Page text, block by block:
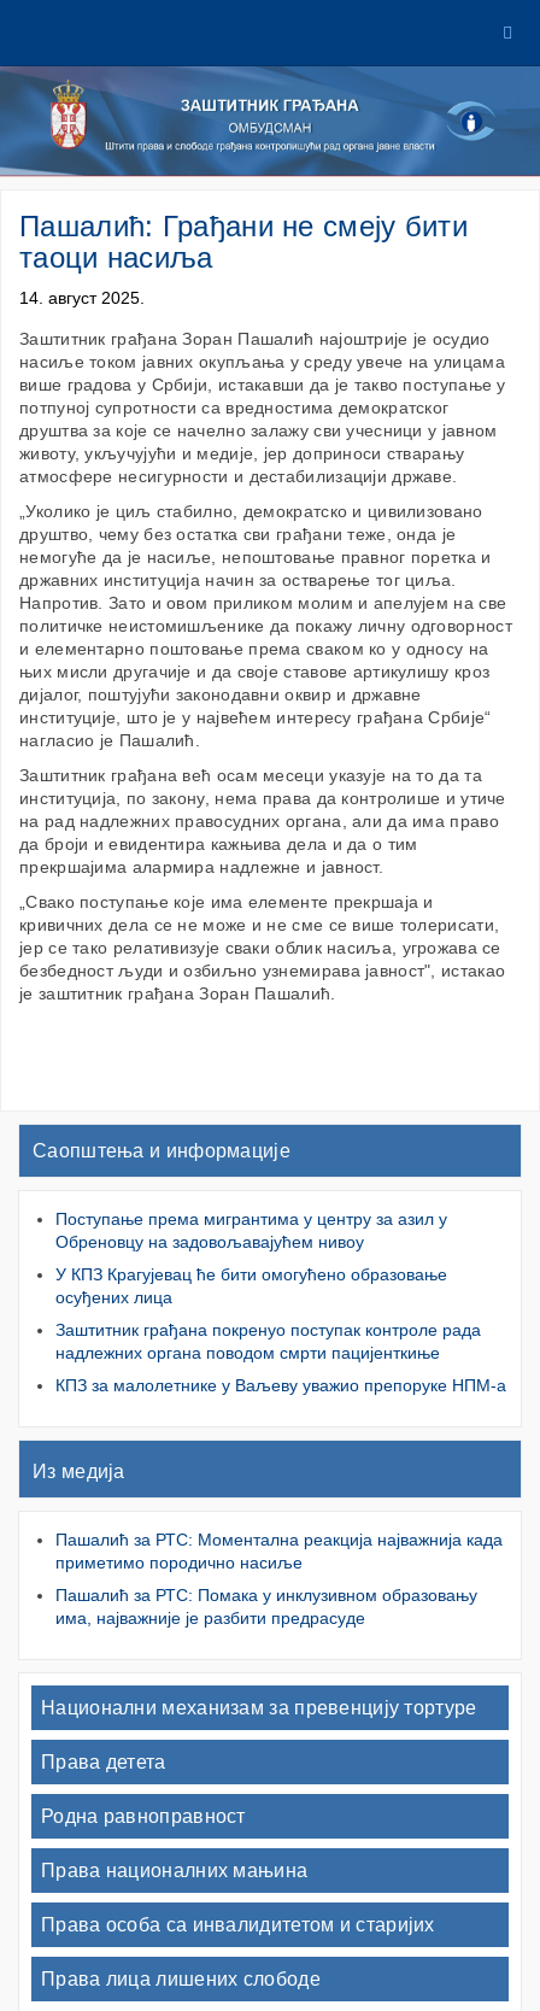
Пашалић: Грађани не смеју бити
таоци насиља
14. август 2025.
Заштитник грађана Зоран Пашалић најоштрије је осудио
насиље током јавних окупљања у среду увече на улицама
више градова у Србији, истакавши да је такво поступање у
потпуној супротности са вредностима демократског
друштва за које се начелно залажу сви учесници у јавном
животу, укључујући и медије, јер доприноси стварању
атмосфере несигурности и дестабилизацији државе.
„Уколико је циљ стабилно, демократско и цивилизовано
друштво, чему без остатка сви грађани теже, онда је
немогуће да је насиље, непоштовање правног поретка и
државних институција начин за остварење тог циља.
Напротив. Зато и овом приликом молим и апелујем на све
политичке неистомишљенике да покажу личну одговорност
и елементарно поштовање према сваком ко у односу на
њих мисли другачије и да своје ставове артикулишу кроз
дијалог, поштујући законодавни оквир и државне
институције, што је у највећем интересу грађана Србије“
нагласио је Пашалић.
Заштитник грађана већ осам месеци указује на то да та
институција, по закону, нема права да контролише и утиче
на рад надлежних правосудних органа, али да има право
да броји и евидентира кажњива дела и да о тим
прекршајима алармира надлежне и јавност.
„Свако поступање које има елементе прекршаја и
кривичних дела се не може и не сме се више толерисати,
јер се тако релативизује сваки облик насиља, угрожава се
безбедност људи и озбиљно узнемирава јавност", истакао
је заштитник грађана Зоран Пашалић.
Саопштења и информације
Поступање према мигрантима у центру за азил у
Обреновцу на задовољавајућем нивоу
У КПЗ Крагујевац ће бити омогућено образовање
осуђених лица
Заштитник грађана покренуо поступак контроле рада
надлежних органа поводом смрти пацијенткиње
КПЗ за малолетнике у Ваљеву уважио препоруке НПМ-а
Из медија
Пашалић за РТС: Моментална реакција најважнија када
приметимо породично насиље
Пашалић за РТС: Помака у инклузивном образовању
има, најважније је разбити предрасуде
Национални механизам за превенцију тортуре
Права детета
Родна равноправност
Права националних мањина
Права особа са инвалидитетом и старијих
Права лица лишених слободе